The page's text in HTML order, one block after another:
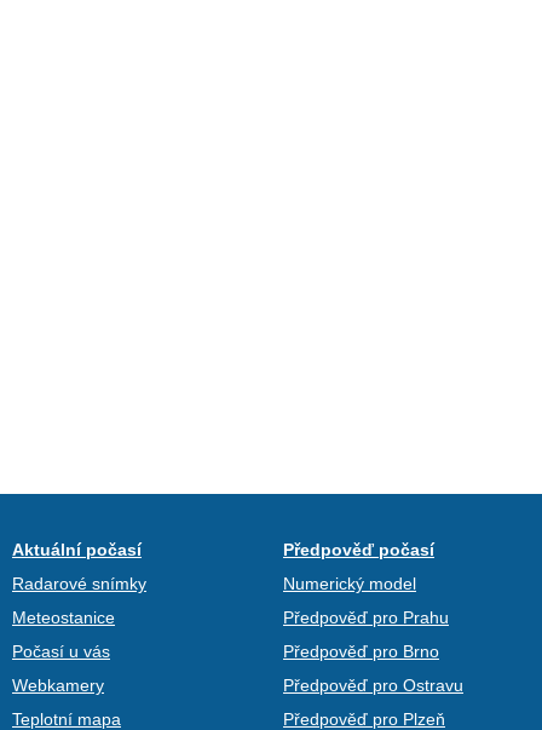
Aktuální počasí
Radarové snímky
Meteostanice
Počasí u vás
Webkamery
Teplotní mapa
Předpověď počasí
Numerický model
Předpověď pro Prahu
Předpověď pro Brno
Předpověď pro Ostravu
Předpověď pro Plzeň